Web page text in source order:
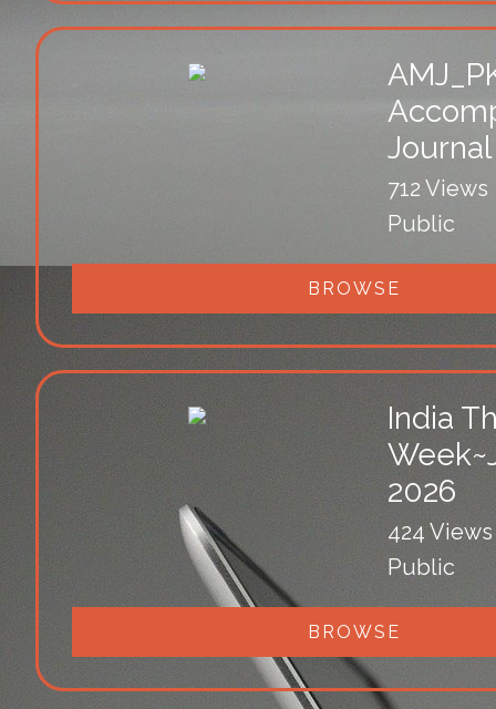
Journal
712 Views
Public
BROWSE
India
2026
424 Views
Public
BROWSE